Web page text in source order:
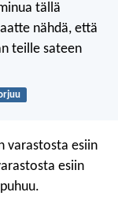
tällä
nähdä, että
teille sateen
varastosta esiin
esiin